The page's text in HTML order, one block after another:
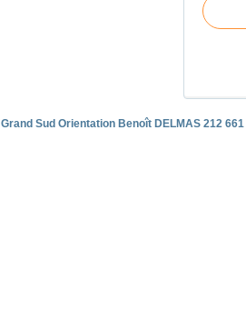
Grand Sud Orientation Benoît DELMAS 212